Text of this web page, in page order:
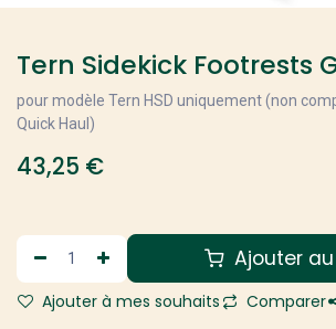
Tern Sidekick Footrests
pour modèle Tern HSD uniquement (non
Quick Haul)
43,25 €
Ajouter
Ajouter à mes souhaits Comparer